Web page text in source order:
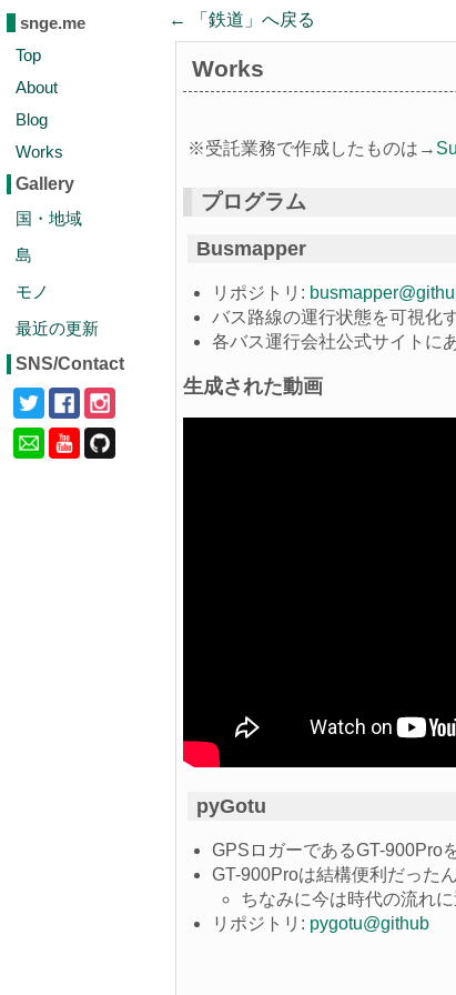
snge.me
Top
About
Blog
Works
Gallery
国・地域
島
モノ
最近の更新
SNS/Contact
← 「 鉄道 」へ戻る
Works
※受託業務で作成したものは→
プログラム
Busmapper
リポジトリ:
バス路線の運行状態を可視化
各バス運行会社公式サイトに
生成された動画
pyGotu
GPSロガーであるGT-900Pro
GT-900Proは結構便利だった
ちなみに今は時代の流れ
リポジトリ: pygotu@github